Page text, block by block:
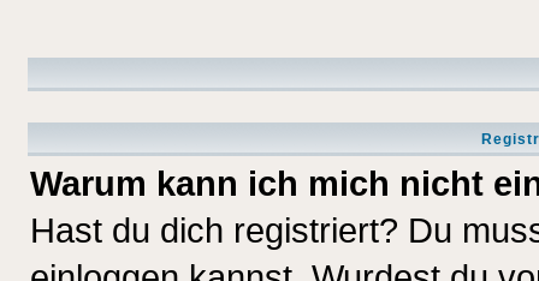
Warum kann ich mich nicht
Hast du dich registriert? Du